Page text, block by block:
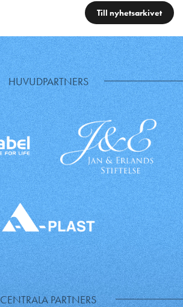
Till nyhetsarkivet
HUVUDPARTNERS
CENTRALA PARTNERS